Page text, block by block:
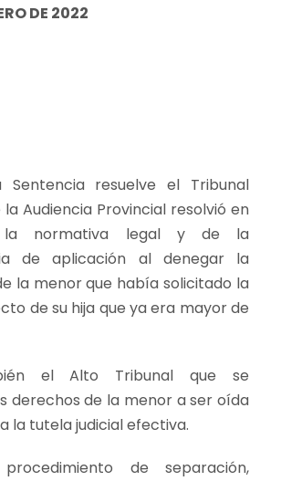
DE 2022
resuelve el Tribunal
Audiencia Provincial resolvió en
normativa legal y de la
de aplicación al denegar la
la menor que había solicitado la
de su hija que ya era mayor de
el Alto Tribunal que se
derechos de la menor a ser oída
la tutela judicial efectiva.
de separación,